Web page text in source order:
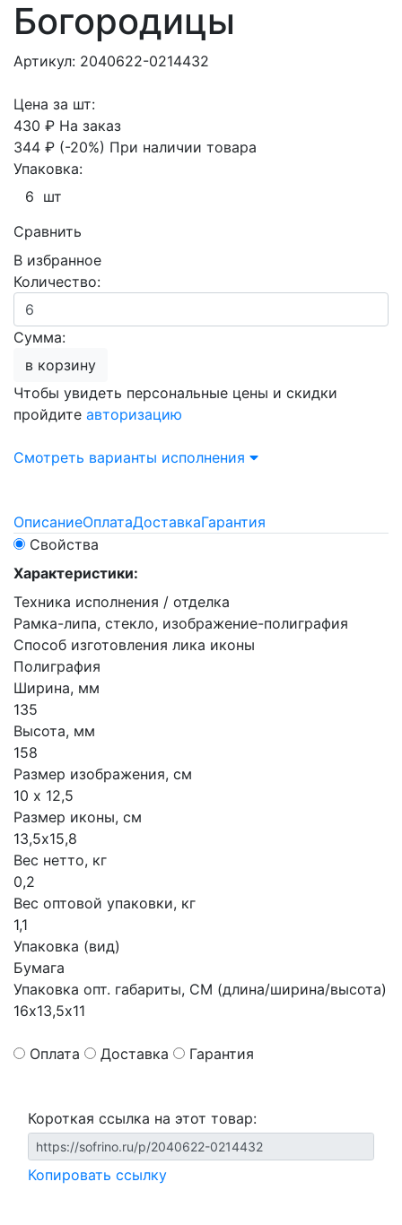
Богородицы
Артикул: 2040622-0214432
Цена за шт:
430 ₽ На заказ
344 ₽ (-20%) При наличии товара
Упаковка:
6 шт
Сравнить
В избранное
Количество:
Сумма:
в корзину
Чтобы увидеть персональные цены и скидки
пройдите авторизацию
Смотреть варианты исполнения
ОписаниеОплатаДоставкаГарантия
Свойства
Характеристики:
Техника исполнения / отделка
Рамка-липа, стекло, изображение-полиграфия
Способ изготовления лика иконы
Полиграфия
Ширина, мм
135
Высота, мм
158
Размер изображения, см
10 х 12,5
Размер иконы, см
13,5х15,8
Вес нетто, кг
0,2
Вес оптовой упаковки, кг
1,1
Упаковка (вид)
Бумага
Упаковка опт. габариты, СМ (длина/ширина/высота)
16х13,5х11
Оплата Доставка Гарантия
Короткая ссылка на этот товар:
Копировать ссылку